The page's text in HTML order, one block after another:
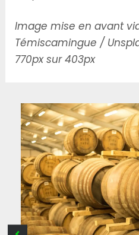
Image mise en avant
Témiscamingue /
770px sur 403px